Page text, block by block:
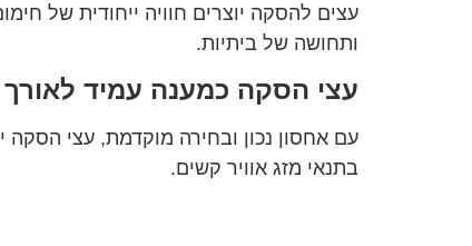
עצים להסקה יוצרים חוויה ייחודית של
ותחושה של ביתיות.
עצי הסקה כמענה עמיד
עם אחסון נכון ובחירה מוקדמת, עצי הסקה
בתנאי מזג אוויר קשים.